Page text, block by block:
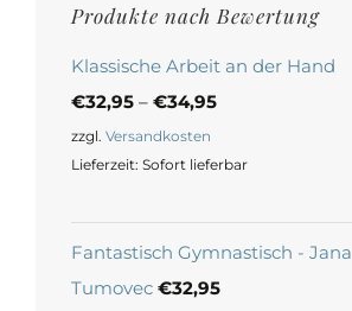
Produkte nach Bewertung
Klassische Arbeit an der Hand
€32,95 – €34,95
zzgl. Versandkosten
Lieferzeit: Sofort lieferbar
Fantastisch Gymnastisch - Jana
Tumovec €32,95